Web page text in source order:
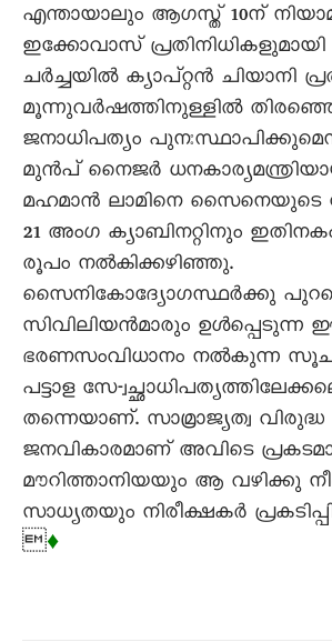
എന്തായാലും ആഗസ്ത് 10ന്
ഇക്കോവാസ്
ചർച്ചയിൽ ക്യാപ്റ്റൻ ചിയാനി
മൂന്നുവർഷത്തിനുള്ളിൽ
ജനാധിപത്യം
മുൻപ് നെെജർ
മഹമാൻ ലാമിനെ സെെനെയുടെ
21 അംഗ ക്യാബിനറ്റിനും
രൂപം നൽകിക്കഴിഞ്ഞു.
സെെനികോദ്യോഗസ്ഥർക്കു
സിവിലിയൻമാരും ഉൾപ്പെടുന്ന
ഭരണസംവിധാനം നൽകുന്ന
പട്ടാള സേ-്
തന്നെയാണ‍്. സാമ്രാജ്യത്വ വിരുദ്ധ
ജനവികാരമാണ് അവിടെ
മൗറിത്താനിയയും ആ വഴിക്കു
സാധ്യതയും നിരീക്ഷകർ
♦